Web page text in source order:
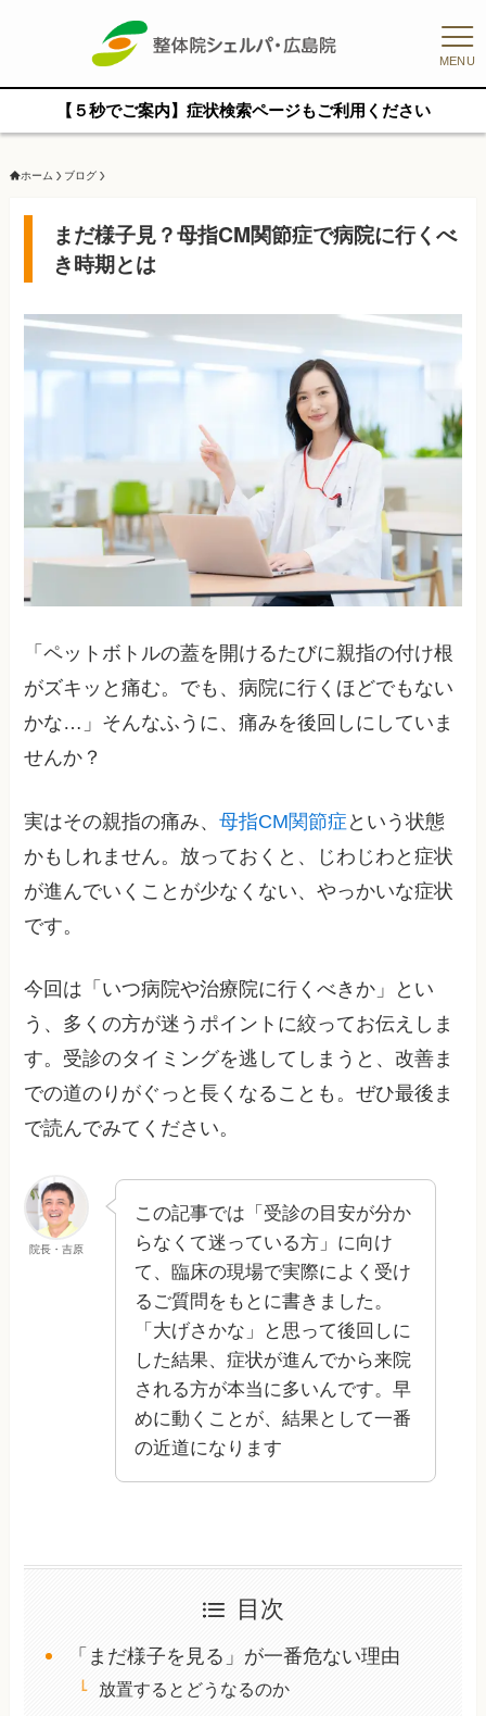
MENU
【５秒でご案内】症状検索ページもご利用ください
ホーム ブログ
まだ様子見？母指CM関節症で病院に行くべ
き時期とは
「ペットボトルの蓋を開けるたびに親指の付け根
がズキッと痛む。でも、病院に行くほどでもない
かな…」そんなふうに、痛みを後回しにしていま
せんか？
実はその親指の痛み、母指CM関節症 という状態
かもしれません。放っておくと、じわじわと症状
が進んでいくことが少なくない、やっかいな症状
です。
今回は「いつ病院や治療院に行くべきか」とい
う、多くの方が迷うポイントに絞ってお伝えしま
す。受診のタイミングを逃してしまうと、改善ま
での道のりがぐっと長くなることも。ぜひ最後ま
で読んでみてください。
院長・吉原
この記事では「受診の目安が分か
らなくて迷っている方」に向け
て、臨床の現場で実際によく受け
るご質問をもとに書きました。
「大げさかな」と思って後回しに
した結果、症状が進んでから来院
される方が本当に多いんです。早
めに動くことが、結果として一番
の近道になります
目次
「まだ様子を見る」が一番危ない理由
放置するとどうなるのか